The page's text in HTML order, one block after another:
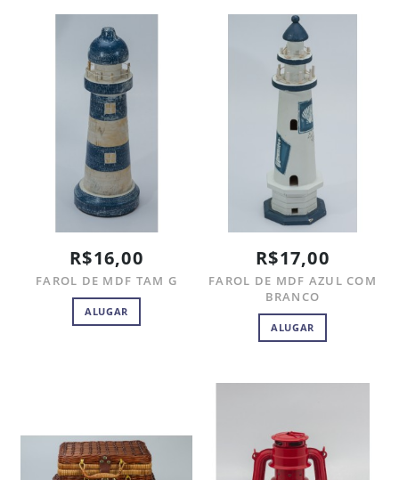
R$16,00
FAROL DE MDF TAM G
ALUGAR
R$17,00
FAROL DE MDF AZUL COM
BRANCO
ALUGAR